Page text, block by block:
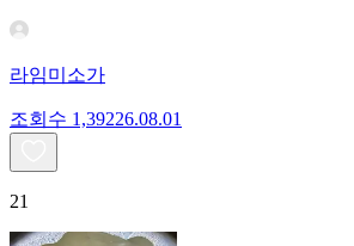
라임미소가
조회수 1,39226.08.01
21